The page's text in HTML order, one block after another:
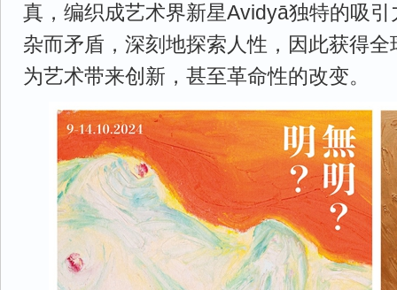
真，编织成艺术界新星Avidyā独特的吸
杂而矛盾，深刻地探索人性，因此获得
为艺术带来创新，甚至革命性的改变。